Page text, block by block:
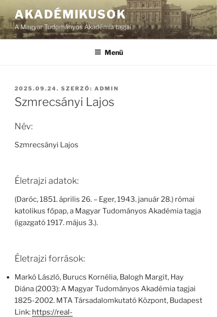
AKADÉMIKUSOK
A Magyar Tudományos Akadémia tagjai
Menü
BEKÜLDVE:
2025.09.24. SZERZŐ: ADMIN
Szmrecsányi Lajos
Név:
Szmrecsányi Lajos
Életrajzi adatok:
(Daróc, 1851. április 26. –‎ Eger, 1943. január 28.) római
katolikus főpap, a Magyar Tudományos Akadémia tagja
(igazgató 1917. május 3.).
Életrajzi források:
Markó László, Burucs Kornélia, Balogh Margit, Hay
Diána (2003): A Magyar Tudományos Akadémia tagjai
1825-2002. MTA Társadalomkutató Központ, Budapest
Link: https://real-